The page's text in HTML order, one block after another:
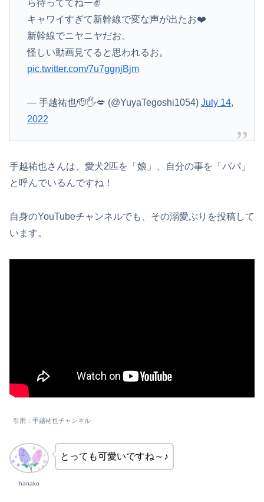
ら待っててねー✌️
キャワイすぎて新幹線で変な声が出たお❤️
新幹線でニヤニヤだお。
怪しい動画見てると思われるお。
pic.twitter.com/7u7ggnjBjm
— 手越祐也🫡🖐️💋 (@YuyaTegoshi1054) July 14,
2022
手越祐也さんは、愛犬2匹を「娘」、自分の事を「パパ」
と呼んでいるんですね！
自身のYouTubeチャンネルでも、その溺愛ぶりを投稿して
います。
引用：手越祐也チャンネル
hanako
とっても可愛いですね～♪